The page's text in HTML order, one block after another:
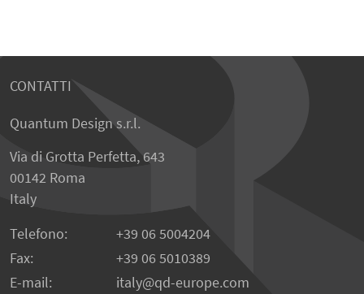
CONTATTI
Quantum Design s.r.l.
Via di Grotta Perfetta, 643
00142 Roma
Italy
Telefono:
+39 06 5004204
Fax:
+39 06 5010389
E-mail:
italy qd-europe.com